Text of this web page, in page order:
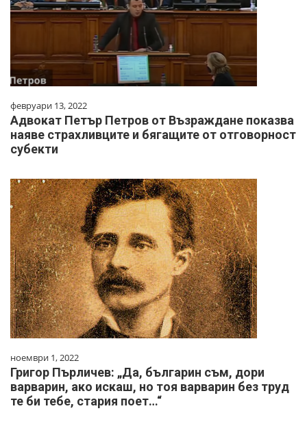
февруари 13, 2022
Адвокат Петър Петров от Възраждане показва
наяве страхливците и бягащите от отговорност
субекти
ноември 1, 2022
Григор Пърличев: „Да, българин съм, дори
варварин, ако искаш, но тоя варварин без труд
те би тебе, стария поет…“